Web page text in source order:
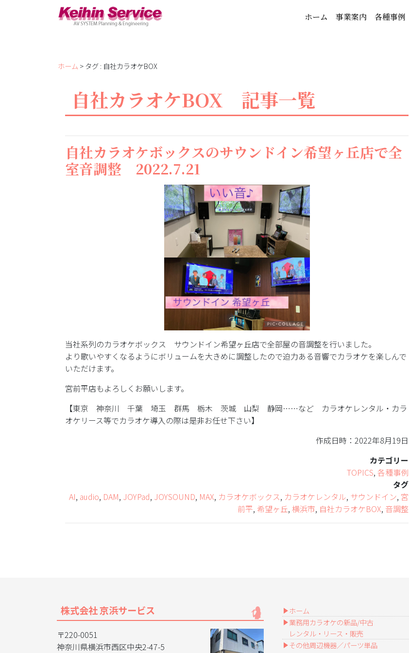
ホーム 事業案内 各種事例
ホーム > タグ : 自社カラオケBOX
自社カラオケBOX 記事一覧
自社カラオケボックスのサウンドイン希望ヶ丘店で全
室音調整 2022.7.21
当社系列のカラオケボックス サウンドイン希望ヶ丘店で全部屋の音調整を行いました。
より歌いやすくなるようにボリュームを大きめに調整したので迫力ある音響でカラオケを楽しんで
いただけます。
宮前平店もよろしくお願いします。
【東京 神奈川 千葉 埼玉 群馬 栃木 茨城 山梨 静岡……など カラオケレンタル・カラ
オケリース等でカラオケ導入の際は是非お任せ下さい】
作成日時：2022年8月19日
カテゴリー
TOPICS,各種事例
タグ
AI, audio, DAM, JOYPad, JOYSOUND, MAX, カラオケボックス, カラオケレンタル, サウンドイン, 宮
前平, 希望ヶ丘,横浜市, 自社カラオケBOX, 音調整
株式会社 京浜サービス
〒220-0051
神奈川県横浜市西区中央2-47-5
ホーム
業務用カラオケの新品/中古
レンタル・リース・販売
その他周辺機器／パーツ単品